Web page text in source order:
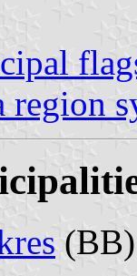
region
(BB)